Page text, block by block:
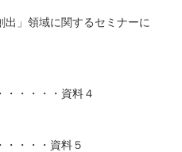
」領域に関するセミナーに
・・・・・資料４
・・・・資料５